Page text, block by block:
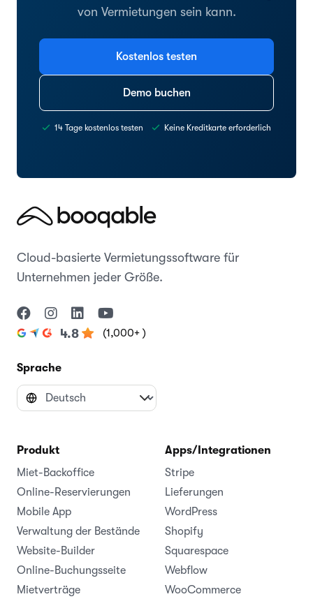
von Vermietungen sein kann.
Kostenlos testen
Demo buchen
14 Tage kostenlos testen Keine Kreditkarte erforderlich
Cloud-basierte Vermietungssoftware für
Unternehmen jeder Größe.
4.8 (1,000+ )
Sprache
Produkt
Miet-Backoffice
Online-Reservierungen
Mobile App
Verwaltung der Bestände
Website-Builder
Online-Buchungsseite
Mietverträge
Apps/Integrationen
Stripe
Lieferungen
WordPress
Shopify
Squarespace
Webflow
WooCommerce